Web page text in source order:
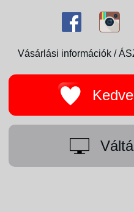
Vásárlási információk /